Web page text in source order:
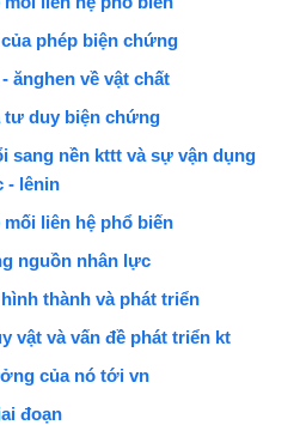
phép biện chứng
ănghen về vật chất
tư duy biện chứng
sang nền kttt và sự vận dụng
- lênin
liên hệ phổ biến
nguồn nhân lực
thành và phát triển
vật và vấn đề phát triển kt
của nó tới vn
đoạn